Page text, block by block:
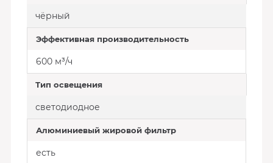
чёрный
Эффективная производительность
600 м³/ч
Тип освещения
светодиодное
Алюминиевый жировой фильтр
есть